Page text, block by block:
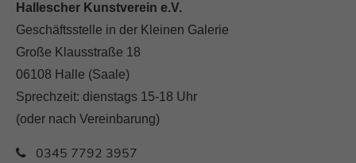
Hallescher Kunstverein e.V.
Geschäftsstelle in der Kleinen Galerie
Große Klausstraße 18
06108 Halle (Saale)
Sprechzeit: dienstags 15-18 Uhr
(oder nach Vereinbarung)
0345 7792 3957